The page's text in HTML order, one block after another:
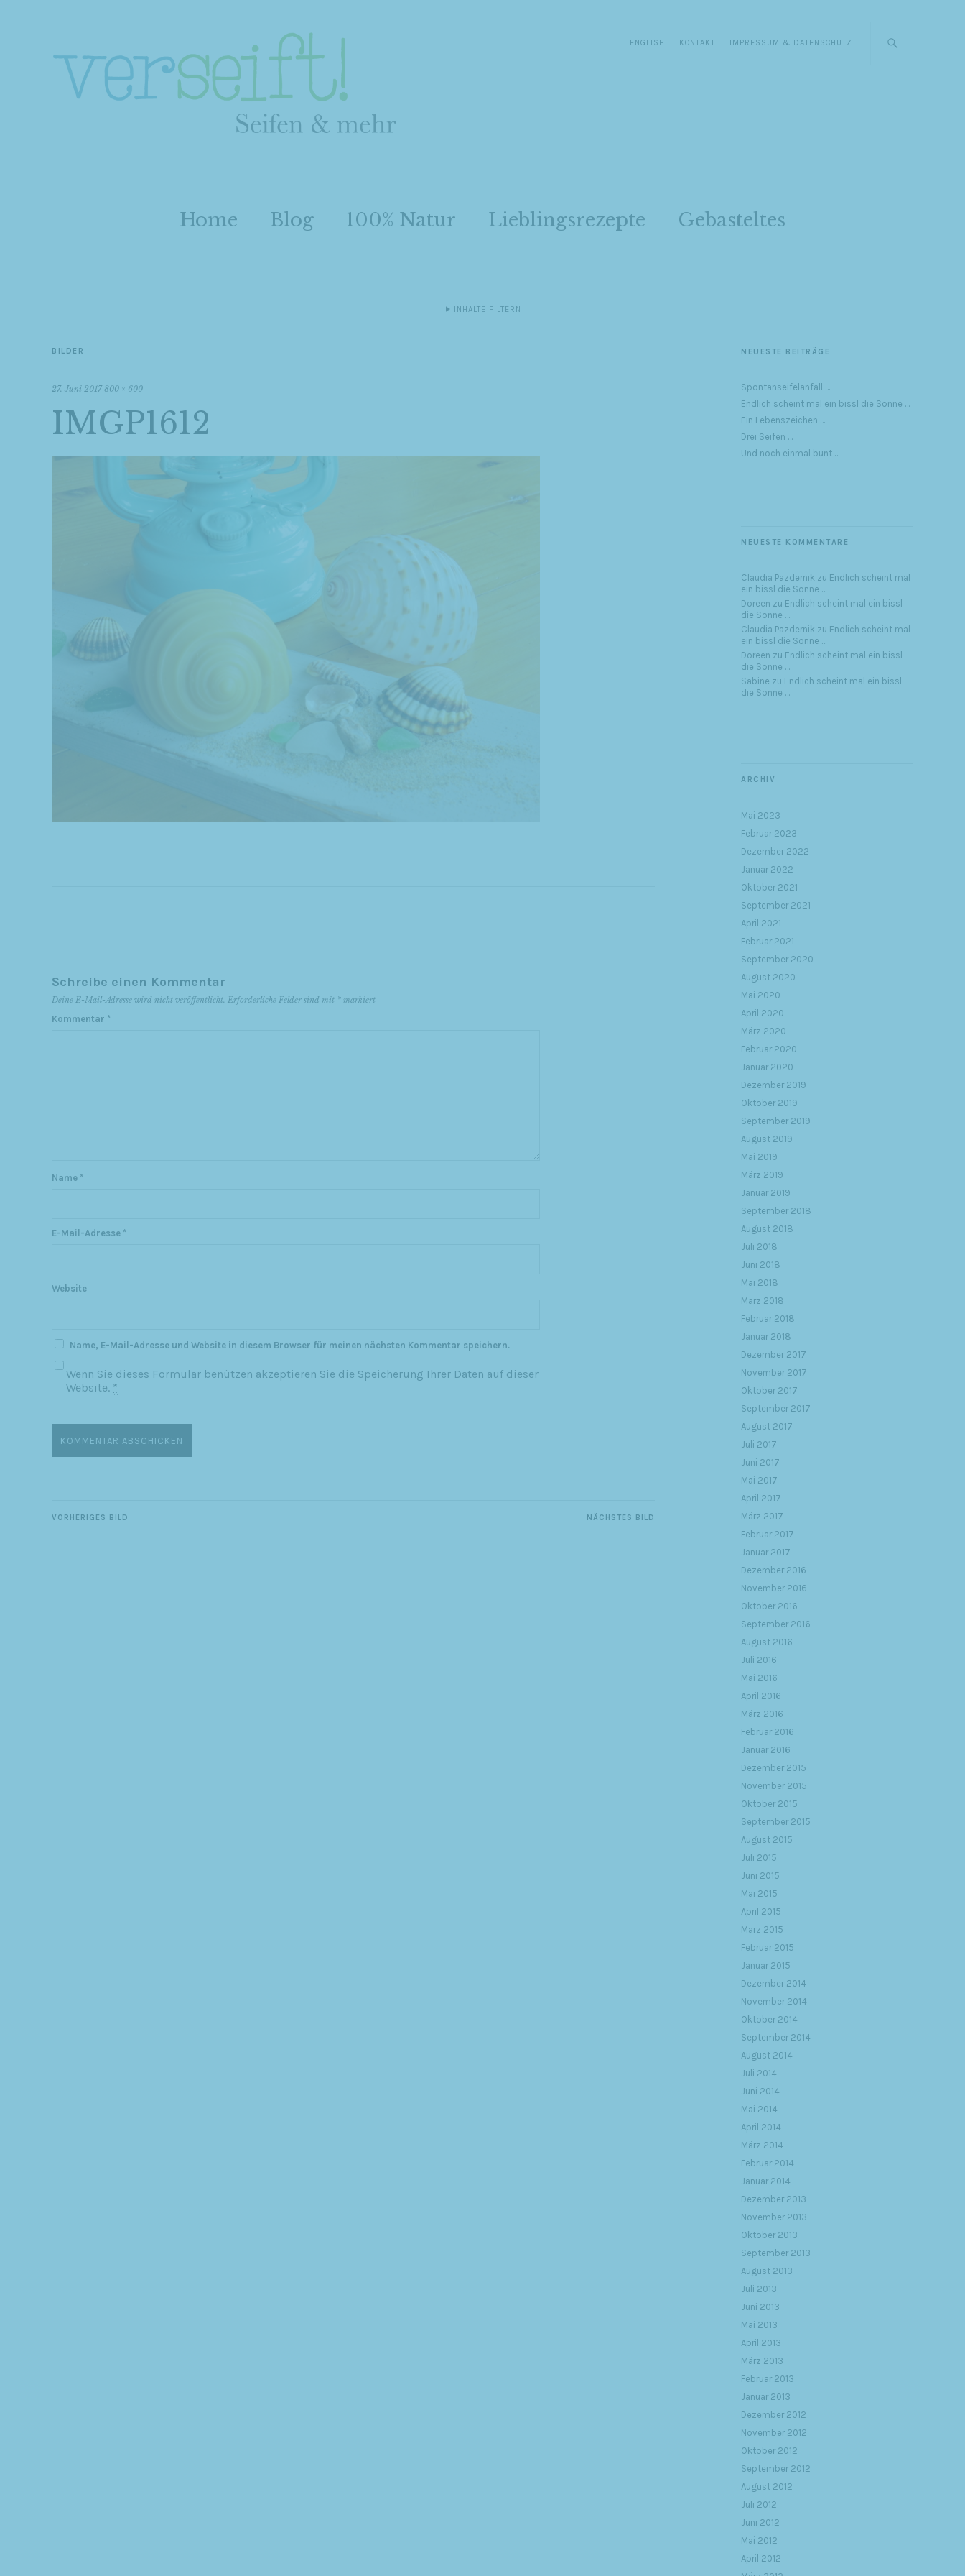
ENGLISH KONTAKT IMPRESSUM & DATENSCHUTZ
Home Blog 100% Natur Lieblingsrezepte Gebasteltes
INHALTE FILTERN
BILDER
27. Juni 2017 800 × 600
IMGP1612
Schreibe einen Kommentar
Deine E-Mail-Adresse wird nicht veröffentlicht. Erforderliche Felder sind mit * markiert
Kommentar *
Name *
E-Mail-Adresse *
Website
Name, E-Mail-Adresse und Website in diesem Browser für meinen nächsten Kommentar speichern.
Wenn Sie dieses Formular benützen akzeptieren Sie die Speicherung Ihrer Daten auf dieser
Website. *
NÄCHSTES BILD
VORHERIGES BILD
NEUESTE BEITRÄGE
Spontanseifelanfall …
Endlich scheint mal ein bissl die Sonne …
Ein Lebenszeichen …
Drei Seifen …
Und noch einmal bunt …
NEUESTE KOMMENTARE
Claudia Pazdernik zu Endlich scheint mal
ein bissl die Sonne …
Doreen zu Endlich scheint mal ein bissl
die Sonne …
Claudia Pazdernik zu Endlich scheint mal
ein bissl die Sonne …
Doreen zu Endlich scheint mal ein bissl
die Sonne …
Sabine zu Endlich scheint mal ein bissl
die Sonne …
ARCHIV
Mai 2023
Februar 2023
Dezember 2022
Januar 2022
Oktober 2021
September 2021
April 2021
Februar 2021
September 2020
August 2020
Mai 2020
April 2020
März 2020
Februar 2020
Januar 2020
Dezember 2019
Oktober 2019
September 2019
August 2019
Mai 2019
März 2019
Januar 2019
September 2018
August 2018
Juli 2018
Juni 2018
Mai 2018
März 2018
Februar 2018
Januar 2018
Dezember 2017
November 2017
Oktober 2017
September 2017
August 2017
Juli 2017
Juni 2017
Mai 2017
April 2017
März 2017
Februar 2017
Januar 2017
Dezember 2016
November 2016
Oktober 2016
September 2016
August 2016
Juli 2016
Mai 2016
April 2016
März 2016
Februar 2016
Januar 2016
Dezember 2015
November 2015
Oktober 2015
September 2015
August 2015
Juli 2015
Juni 2015
Mai 2015
April 2015
März 2015
Februar 2015
Januar 2015
Dezember 2014
November 2014
Oktober 2014
September 2014
August 2014
Juli 2014
Juni 2014
Mai 2014
April 2014
März 2014
Februar 2014
Januar 2014
Dezember 2013
November 2013
Oktober 2013
September 2013
August 2013
Juli 2013
Juni 2013
Mai 2013
April 2013
März 2013
Februar 2013
Januar 2013
Dezember 2012
November 2012
Oktober 2012
September 2012
August 2012
Juli 2012
Juni 2012
Mai 2012
April 2012